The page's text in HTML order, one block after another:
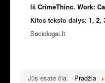
Iš CrimeThinc. Work:
Kitos teksto dalys: 1, 2,
Sociologai.lt
Jūs esate čia: Pradžia